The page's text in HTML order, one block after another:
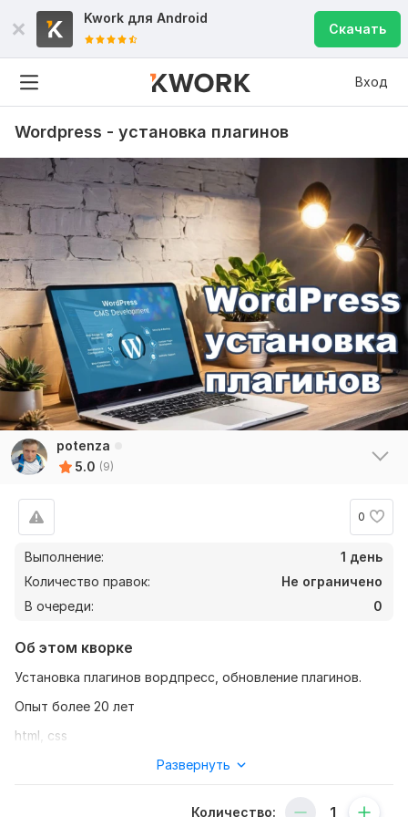
Kwork для Android
Скачать
Вход
Wordpress - установка плагинов
potenza
5.0 (9)
0
Выполнение:
1 день
Количество правок:
Не ограничено
В очереди:
0
Об этом кворке
Установка плагинов вордпресс, обновление плагинов.
Опыт более 20 лет
html, css
Развернуть
Количество: